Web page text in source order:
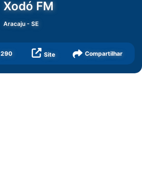
Xodó FM
Aracaju -SE
290 Site Compartilhar